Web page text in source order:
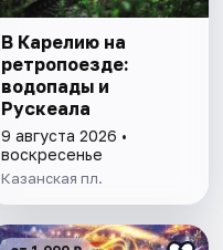
В Карелию на
ретропоезде:
водопады и
Рускеала
9 августа 2026 •
воскресенье
Казанская пл.